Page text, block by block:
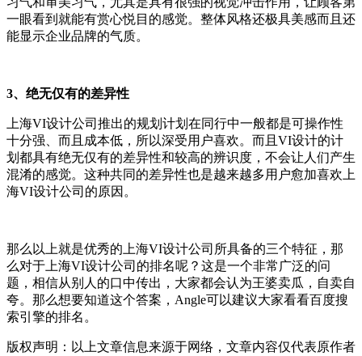
一眼看到就能有赏心悦目的感觉。整体风格还极具美感而且还
能显示企业品牌的气质。
3、绝无仅有的差异性
上海VI设计公司推出的规划计划在同行中一般都是可操作性
十分强、而且成本低，所以深受用户喜欢。而且VI设计的计
划都具有绝无仅有的差异性和较高的辨识度，不会让人们产生
混淆的感觉。这种共同的差异性也是越来越多用户愈加喜欢上
海VI设计公司的原因。
那么以上就是优秀的上海VI设计公司所具备的三个特征，那
么对于上海VI设计公司的排名呢？这是一个非常广泛的问
题，相信从别人的口中传出，大家都会认为王婆卖瓜，自卖自
夸。那么想要知道这个答案，Angle可以建议大家看看百度搜
索引擎的排名。
版权声明：以上文章信息来源于网络，文章内容仅代表原作者